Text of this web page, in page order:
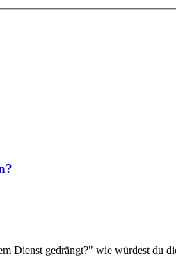
Dienst gedrängt?" wie würdest du